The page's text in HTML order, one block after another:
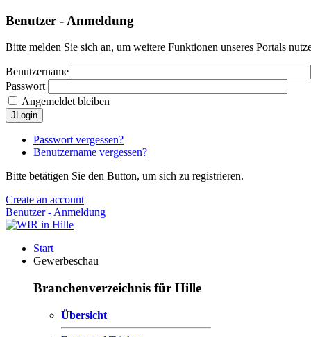
Benutzer - Anmeldung
Bitte melden Sie sich an, um weitere Funktionen unseres Portals
Benutzername
Passwort
Angemeldet bleiben
JLogin
Passwort vergessen?
Benutzername vergessen?
Bitte betätigen Sie den Button, um sich zu registrieren.
Create an account
Benutzer - Anmeldung
Start
Gewerbeschau
Branchenverzeichnis für Hille
Übersicht